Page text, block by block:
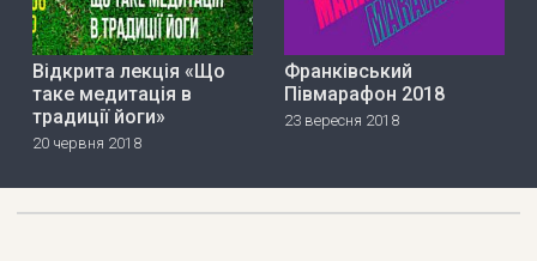
Відкрита лекція «Що
таке медитація в
традиції йоги»
20 червня 2018
Франківський
Півмарафон 2018
23 вересня 2018